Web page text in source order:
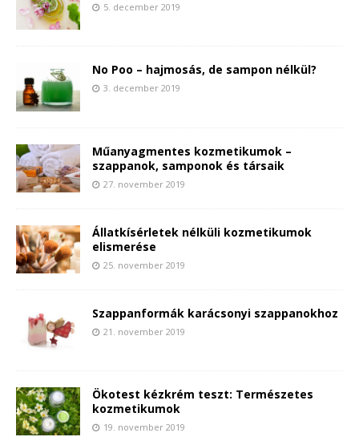
5. december 2019
No Poo – hajmosás, de sampon nélkül?
3. december 2019
Műanyagmentes kozmetikumok –
szappanok, samponok és társaik
27. november 2019
Állatkísérletek nélküli kozmetikumok
elismerése
25. november 2019
Szappanformák karácsonyi szappanokhoz
21. november 2019
Ökotest kézkrém teszt: Természetes
kozmetikumok
19. november 2019